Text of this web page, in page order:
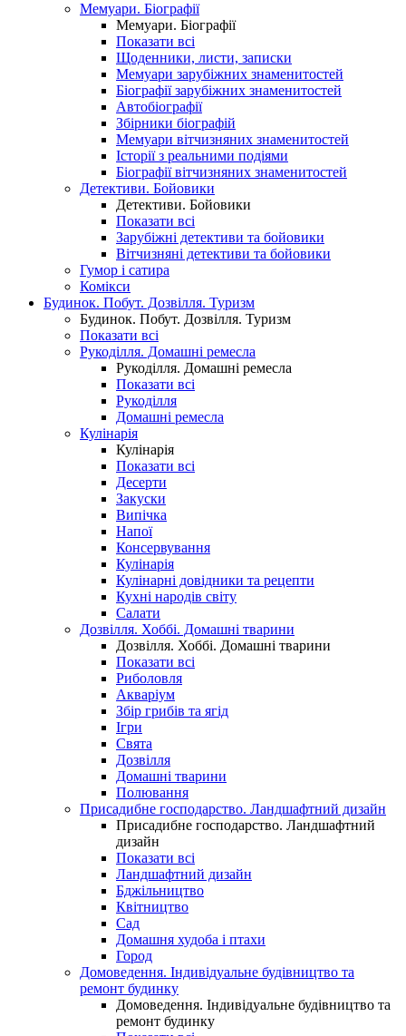
Мемуари. Біографії
Мемуари. Біографії
Показати всі
Щоденники, листи, записки
Мемуари зарубіжних знаменитостей
Біографії зарубіжних знаменитостей
Автобіографії
Збірники біографій
Мемуари вітчизняних знаменитостей
Історії з реальними подіями
Біографії вітчизняних знаменитостей
Детективи. Бойовики
Детективи. Бойовики
Показати всі
Зарубіжні детективи та бойовики
Вітчизняні детективи та бойовики
Гумор і сатира
Комікси
Будинок. Побут. Дозвілля. Туризм
Будинок. Побут. Дозвілля. Туризм
Показати всі
Рукоділля. Домашні ремесла
Рукоділля. Домашні ремесла
Показати всі
Рукоділля
Домашні ремесла
Кулінарія
Кулінарія
Показати всі
Десерти
Закуски
Випічка
Напої
Консервування
Кулінарія
Кулінарні довідники та рецепти
Кухні народів світу
Салати
Дозвілля. Хоббі. Домашні тварини
Дозвілля. Хоббі. Домашні тварини
Показати всі
Риболовля
Акваріум
Збір грибів та ягід
Ігри
Свята
Дозвілля
Домашні тварини
Полювання
Присадибне господарство. Ландшафтний дизайн
Присадибне господарство. Ландшафтний
дизайн
Показати всі
Ландшафтний дизайн
Бджільництво
Квітництво
Сад
Домашня худоба і птахи
Город
Домоведення. Індивідуальне будівництво та
ремонт будинку
Домоведення. Індивідуальне будівництво та
ремонт будинку